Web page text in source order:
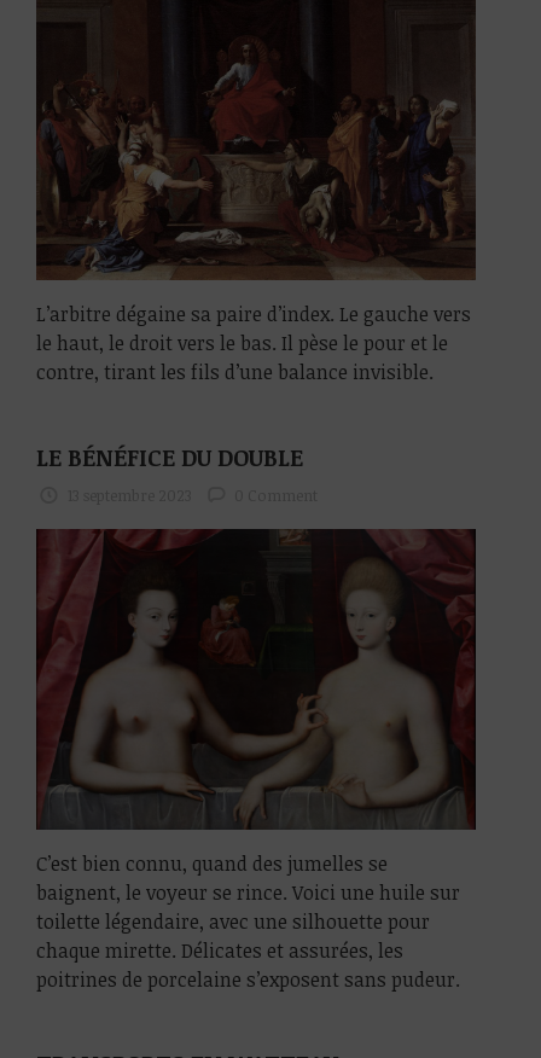
L’arbitre dégaine sa paire d’index. Le gauche vers
le haut, le droit vers le bas. Il pèse le pour et le
contre, tirant les fils d’une balance invisible.
LE BÉNÉFICE DU DOUBLE
C’est bien connu, quand des jumelles se
baignent, le voyeur se rince. Voici une huile sur
toilette légendaire, avec une silhouette pour
chaque mirette. Délicates et assurées, les
poitrines de porcelaine s’exposent sans pudeur.